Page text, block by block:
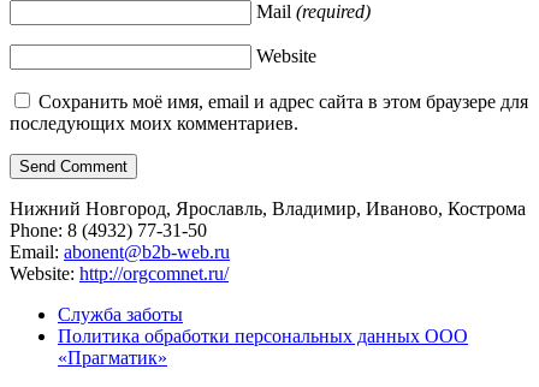
Mail (required)
Website
Сохранить моё имя, email и адрес сайта в этом браузере для
последующих моих комментариев.
Нижний Новгород, Ярославль, Владимир, Иваново, Кострома
Phone: 8 (4932) 77-31-50
Email: abonent@b2b-web.ru
Website: http://orgcomnet.ru/
Служба заботы
Политика обработки персональных данных ООО
«Прагматик»